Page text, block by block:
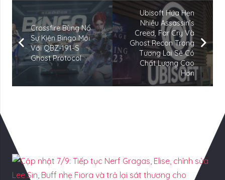
Crossfire Bùng Nổ
Sự Kiện Bingo Mới
Với QBZ-191-S
Ghost Protocol
Ubisoft Hứa Hẹn
Nhiều Assassin’s
Creed, Far Cry Và
Ghost Recon Trong
Tương Lai Sẽ Có
Chất Lượng Cao
Hơn